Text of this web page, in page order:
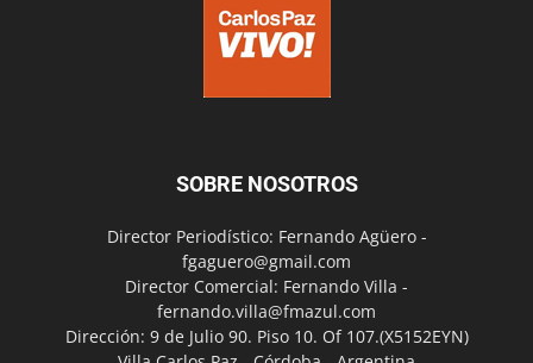
SOBRE NOSOTROS
Director Periodístico: Fernando Agüero -
fgaguero@gmail.com
Director Comercial: Fernando Villa -
fernando.villa@fmazul.com
Dirección: 9 de Julio 90. Piso 10. Of 107.(X5152EYN)